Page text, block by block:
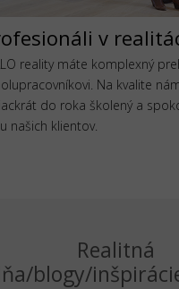
v
reality máte komplexný
Na kvalite
do roka školený a
našich klientov.
Realitná
blogy/